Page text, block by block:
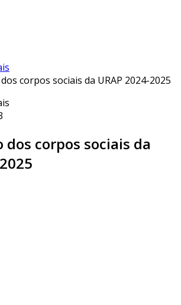
corpos sociais da URAP 2024-2025
dos corpos sociais da